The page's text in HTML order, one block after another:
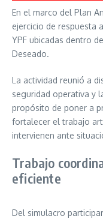
En el marco del Plan
ejercicio de respuesta
YPF ubicadas dentro
Deseado.
La actividad reunió a
seguridad operativa y
propósito de poner a
fortalecer el trabajo
intervienen ante
Trabajo
eficiente
Del simulacro